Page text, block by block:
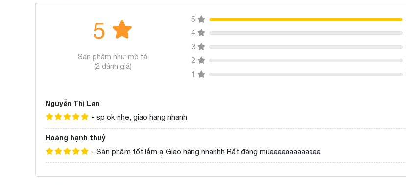
5
Sản phẩm như mô tả
(2 đánh giá)
5
4
3
2
1
Nguyễn Thị Lan
- sp ok nhe, giao hang nhanh
Hoàng hạnh thuỷ
- Sản phẩm tốt lắm ạ Giao hàng nhanhh Rất đáng muaaaaaaaaaaaaa